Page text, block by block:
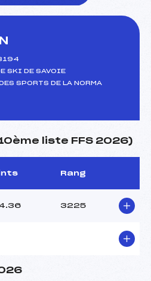
SKI DE SAVOIE
SPORTS DE LA NORMA
liste FFS 2026)
Rang
3225